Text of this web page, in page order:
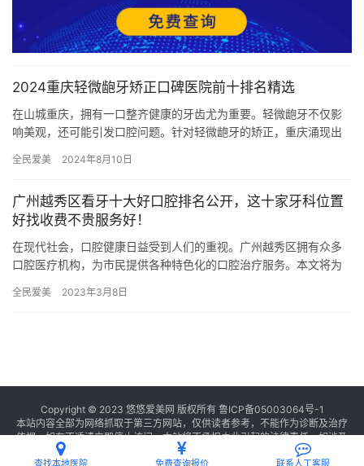
2024重庆轻微龅牙矫正口碑医院前十排名精选
在山城重庆，拥有一口整齐健康的牙齿尤为重要。轻微龅牙不仅影
响美观，还可能引发口腔问题。针对轻微龅牙的矫正，重庆涌现出
甲医…
全民爱美 2024年8月10日
广州越秀区看牙十大好口腔排名公开，这十家牙科位置
好找收费不贵服务好！
在现代社会，口腔健康日益受到人们的重视。广州越秀区拥有众多
口腔医疗机构，为市民提供各种特色化的口腔治疗服务。本文将为
齿治疗…
全民爱美 2023年3月8日
Copyright © 2023 悠悠爱美网 版权所有 鲁ICP备05003064号-1
本站内容全部为网络抓取于第三方网站，仅供读者参考，不能作为诊断及治疗
依据，如有不适请立即停止访问，本站将不承担由此引起的法律责任。如涉及
联系我们
查找本地医院 免费查询报价 联系人工客服